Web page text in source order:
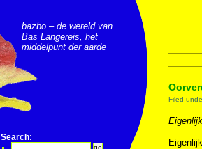
bazbo – de wereld van
Bas Langereis, het
middelpunt der aarde
Search:
Filed